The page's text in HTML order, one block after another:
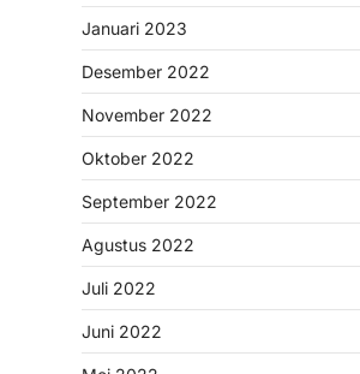
Januari 2023
Desember 2022
November 2022
Oktober 2022
September 2022
Agustus 2022
Juli 2022
Juni 2022